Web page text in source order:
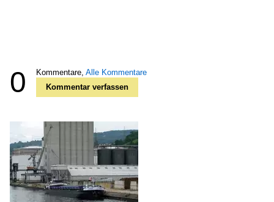
0 Kommentare, Alle Kommentare
Kommentar verfassen